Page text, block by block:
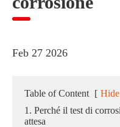
Feb 27 2026
Table of Content [ Hide
1. Perché il test di
attesa